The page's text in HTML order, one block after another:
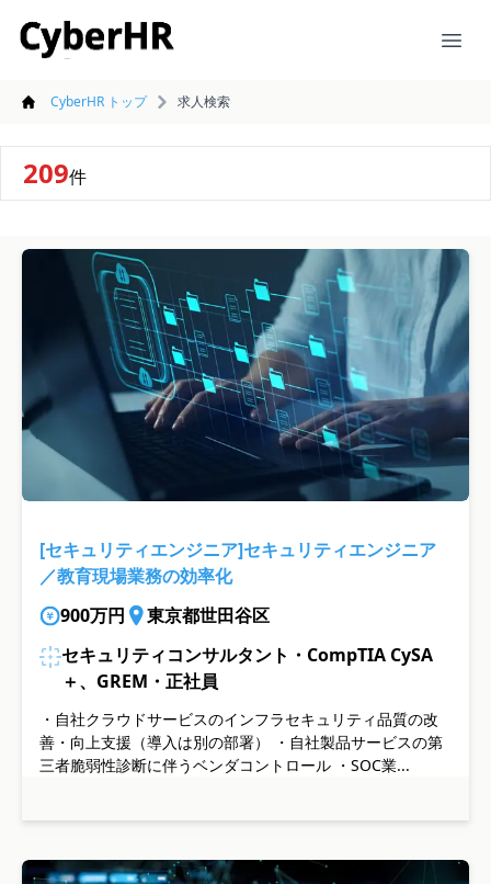
CyberHR
CyberHR トップ 求人検索
209件
[セキュリティエンジニア]セキュリティエンジニア
／教育現場業務の効率化
900万円
東京都世田谷区
セキュリティコンサルタント・CompTIA CySA
＋、GREM・正社員
・自社クラウドサービスのインフラセキュリティ品質の改
善・向上支援（導入は別の部署） ・自社製品サービスの第
三者脆弱性診断に伴うベンダコントロール ・SOC業...